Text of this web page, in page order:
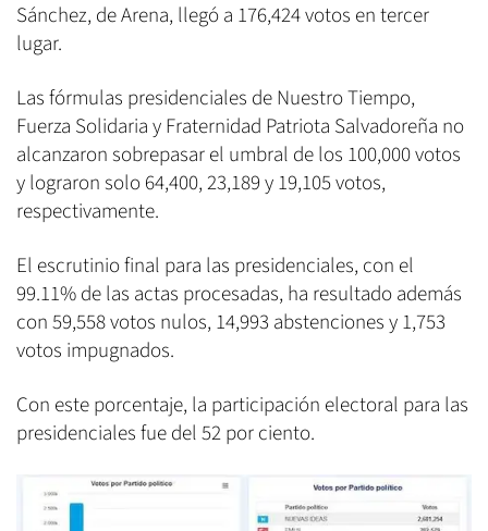
Sánchez, de Arena, llegó a 176,424 votos en tercer
lugar.
Las fórmulas presidenciales de Nuestro Tiempo,
Fuerza Solidaria y Fraternidad Patriota Salvadoreña no
alcanzaron sobrepasar el umbral de los 100,000 votos
y lograron solo 64,400, 23,189 y 19,105 votos,
respectivamente.
El escrutinio final para las presidenciales, con el
99.11% de las actas procesadas, ha resultado además
con 59,558 votos nulos, 14,993 abstenciones y 1,753
votos impugnados.
Con este porcentaje, la participación electoral para las
presidenciales fue del 52 por ciento.